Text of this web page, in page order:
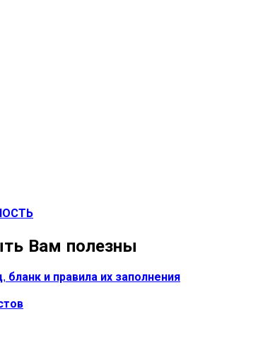
Вам полезны
и правила их заполнения